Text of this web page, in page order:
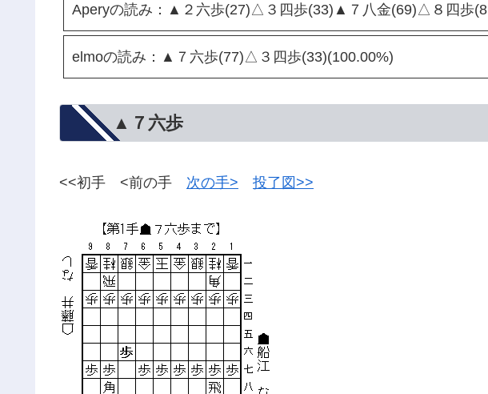
Aperyの読み：▲２六歩(27)△３四歩(33)▲７八金(69)△８四歩(8
elmoの読み：▲７六歩(77)△３四歩(33)(100.00%)
▲７六歩
<<初手 <前の手 次の手> 投了図>>